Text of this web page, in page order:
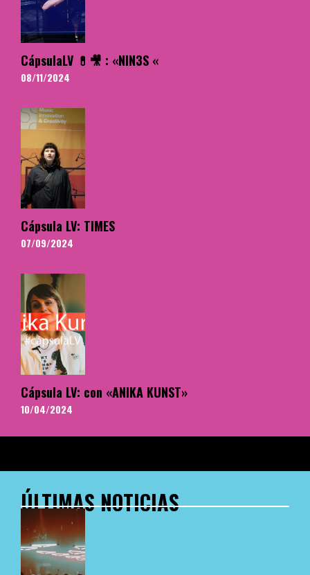
CápsulaLV 💊🎥 : «NIN3S «
08/11/2024
Cápsula LV: TIMES
07/09/2024
Cápsula LV: con «ANIKA KUNST»
10/04/2024
ÚLTIMAS NOTICIAS